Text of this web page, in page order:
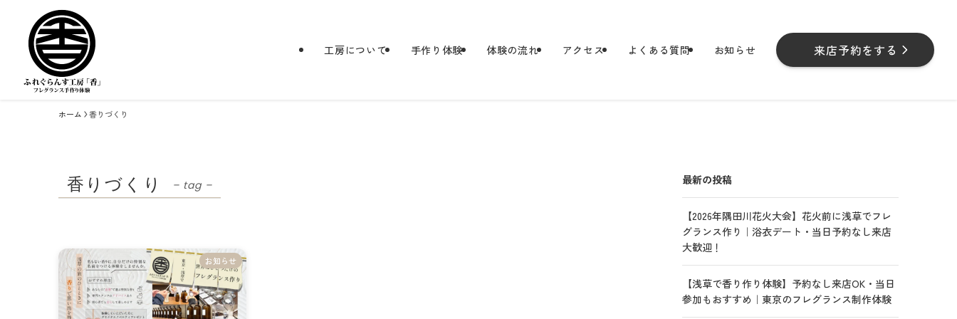
工房について 手作り体験 体験の流れ アクセス よくある質問 お知らせ 来店予約をする
ホーム 香りづくり
香りづくり – tag –
お知らせ
最新の投稿
【2026年隅田川花火大会】花火前に浅草でフレ
グランス作り｜浴衣デート・当日予約なし来店
大歓迎！
【浅草で香り作り体験】予約なし来店OK・当日
参加もおすすめ｜東京のフレグランス制作体験